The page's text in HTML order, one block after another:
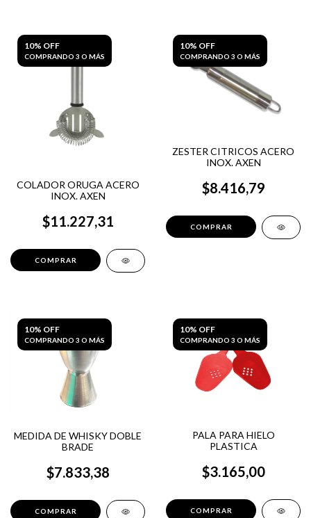
10% OFF
COMPRANDO 3 O MÁS
COLADOR ORUGA ACERO
INOX. AXEN
$11.227,31
10% OFF
COMPRANDO 3 O MÁS
ZESTER CITRICOS ACERO
INOX. AXEN
$8.416,79
10% OFF
COMPRANDO 3 O MÁS
MEDIDA DE WHISKY DOBLE
BRADE
$7.833,38
10% OFF
COMPRANDO 3 O MÁS
PALA PARA HIELO
PLASTICA
$3.165,00